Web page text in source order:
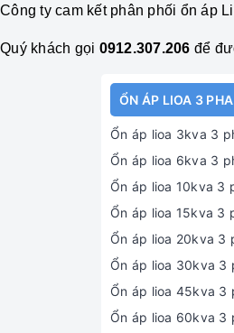
Công ty cam kết phân phối ổn áp
Quý khách gọi 0912.307.206 để
ỔN ÁP LIOA 3
Ổn áp lioa 3kva 3
Ổn áp lioa 6kva 3
Ổn áp lioa 10kva 3
Ổn áp lioa 15kva 3
Ổn áp lioa 20kva 3
Ổn áp lioa 30kva 3
Ổn áp lioa 45kva 3
Ổn áp lioa 60kva 3